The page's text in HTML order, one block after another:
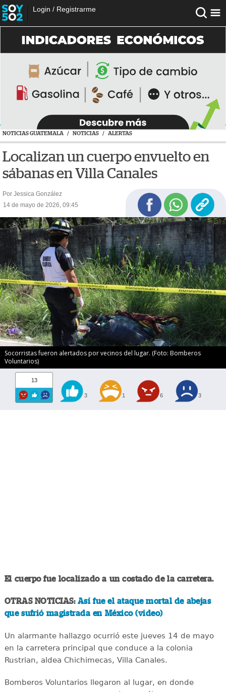
Login / Registrarme
NOTICIAS GUATEMALA / NOTICIAS / ALERTAS
Localizan un cuerpo envuelto en
sábanas en Villa Canales
Por Jessica González
14 de mayo de 2026, 09:45
Socorristas fueron alertados por vecinos del lugar. (Foto: Bomberos
Voluntarios)
13
3 1 6 3
El cuerpo fue localizado a un costado de la carretera.
OTRAS NOTICIAS: Así fue el ataque mortal de abejas
que sufrió magistrada en México (video)
Un alarmante hallazgo ocurrió este jueves 14 de mayo
en la carretera principal que conduce a la colonia
Rustrian, aldea Chichimecas, Villa Canales.
Bomberos Voluntarios llegaron al lugar, en donde